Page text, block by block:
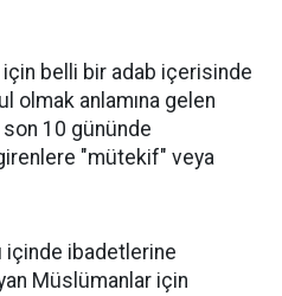
için belli bir adab içerisinde
olmak anlamına gelen
10 gününde
"mütekif" veya
içinde ibadetlerine
Müslümanlar için